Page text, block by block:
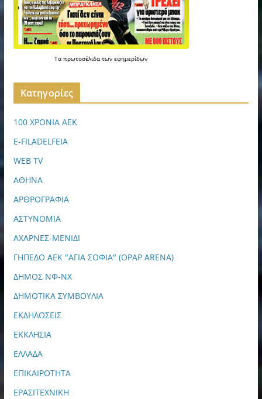
Ταπρωτοσέλιδατωνεφημερίδων
Kατηγορίες
100 ΧΡΟΝΙΑ ΑΕΚ
E-FILADELFEIA
WEB TV
ΑΘΗΝΑ
ΑΡΘΡΟΓΡΑΦΙΑ
ΑΣΤΥΝΟΜΙΑ
ΑΧΑΡΝΕΣ-ΜΕΝΙΔΙ
ΓΗΠΕΔΟ ΑΕΚ "ΑΓΙΑ ΣΟΦΙΑ" (OPAP ARENA)
ΔΗΜΟΣ ΝΦ-ΝΧ
ΔΗΜΟΤΙΚΑ ΣΥΜΒΟΥΛΙΑ
ΕΚΔΗΛΩΣΕΙΣ
ΕΚΚΛΗΣΙΑ
ΕΛΛΑΔΑ
ΕΠΙΚΑΙΡΟΤΗΤΑ
ΕΡΑΣΙΤΕΧΝΙΚΗ